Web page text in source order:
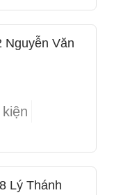
Nguyễn Văn
Lý Thánh